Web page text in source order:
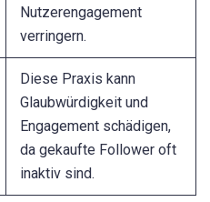
Nutzerengagement
verringern.
Diese Praxis kann
Glaubwürdigkeit und
Engagement schädigen,
da gekaufte Follower oft
inaktiv sind.